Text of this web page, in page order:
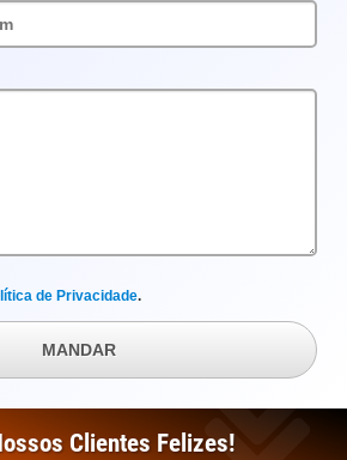
obrigatório
de Privacidade.
MANDAR
Clientes Felizes!